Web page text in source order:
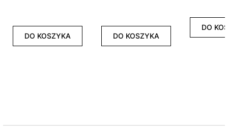
DO KOSZYKA DO KOSZYKA
DO